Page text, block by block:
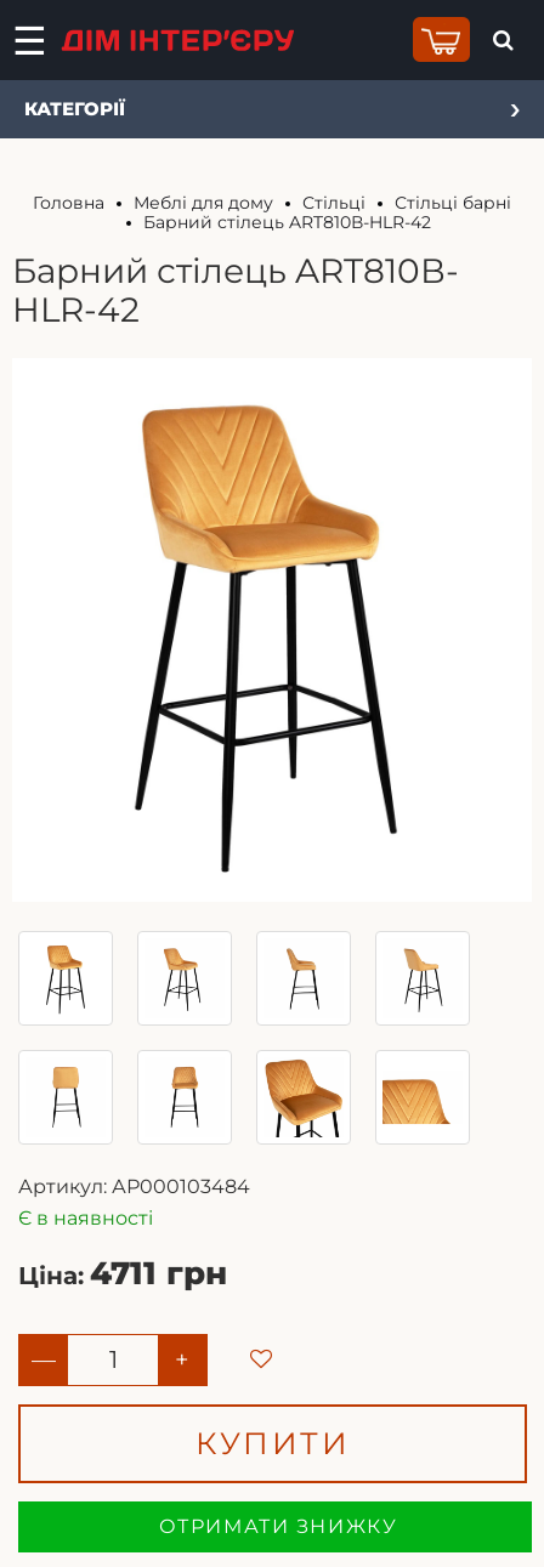
КАТЕГОРІЇ
Головна Меблі для дому Стільці
Стільці барні
Барний стілець ART810В-HLR-42
Барний стілець ART810В-
HLR-42
Артикул: АР000103484
Є в наявності
Ціна: 4711 грн
— +
КУПИТИ
ОТРИМАТИ ЗНИЖКУ